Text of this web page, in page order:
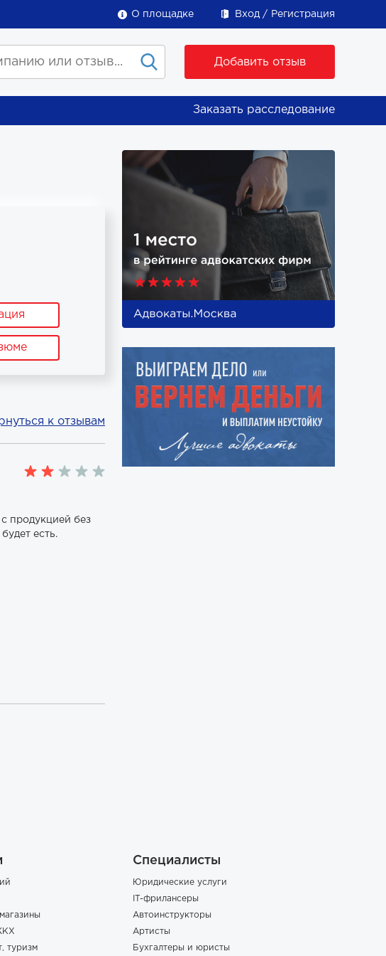
О площадке Вход Регистрация
Добавить отзыв
Заказать расследование
к отзывам
продукцией без
есть.
туризм
Специалисты
Юридические услуги
IT-фрилансеры
Автоинструкторы
Артисты
Бухгалтеры и юристы